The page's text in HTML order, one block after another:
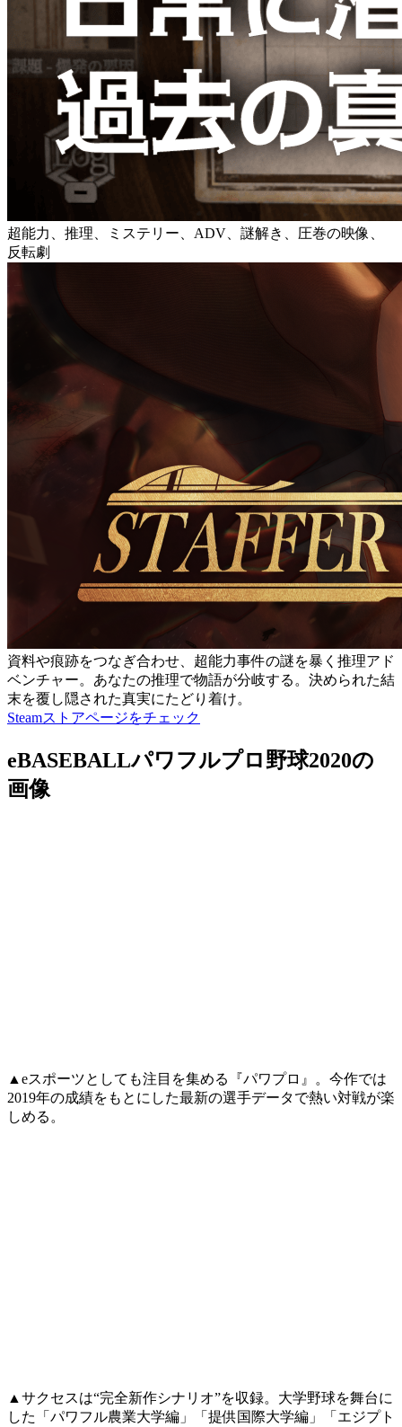
超能力、推理、ミステリー、ADV、謎解き、圧巻の映像、
反転劇
資料や痕跡をつなぎ合わせ、超能力事件の謎を暴く推理アド
ベンチャー。あなたの推理で物語が分岐する。決められた結
末を覆し隠された真実にたどり着け。
Steamストアページをチェック
eBASEBALLパワフルプロ野球2020の
画像
▲eスポーツとしても注目を集める『パワプロ』。今作では
2019年の成績をもとにした最新の選手データで熱い対戦が楽
しめる。
▲サクセスは“完全新作シナリオ”を収録。大学野球を舞台に
した「パワフル農業大学編」「提供国際大学編」「エジプト